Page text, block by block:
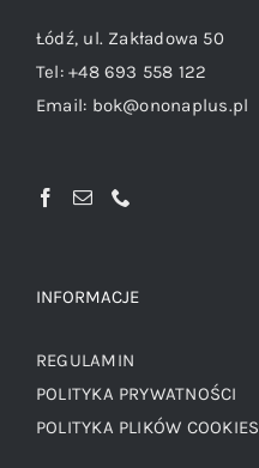
Łódź, ul. Zakładowa 50
Tel:+48 693 558 122
Email: bok@ononaplus.pl
INFORMACJE
REGULAMIN
POLITYKA PRYWATNOŚCI
POLITYKA PLIKÓW COOKIES